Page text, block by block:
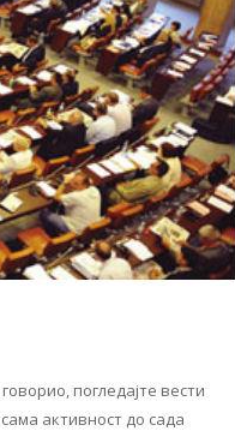
погледајте вести
активност до сада